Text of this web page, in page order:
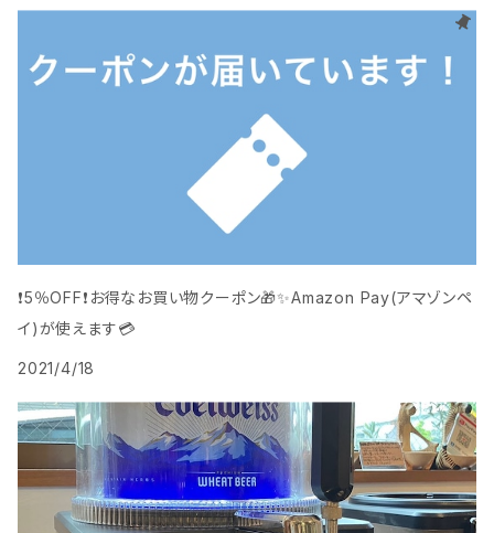
❗️5％OFF❗️お得なお買い物クーポン🎁️✨Amazon Pay(アマゾンペ
イ)が使えます💳
2021/4/18